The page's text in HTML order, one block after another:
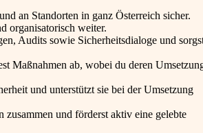
an Standorten in ganz Österreich sicher.
organisatorisch weiter.
Audits sowie Sicherheitsdialoge und
Maßnahmen ab, wobei du deren
und unterstützt sie bei der Umsetzung
und förderst aktiv eine gelebte